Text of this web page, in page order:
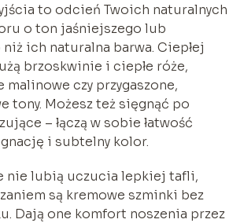
to odcień Twoich naturalnych
o ton jaśniejszego lub
ich naturalna barwa. Ciepłej
brzoskwinie i ciepłe róże,
malinowe czy przygaszone,
tony. Możesz też sięgnąć po
– łączą w sobie łatwość
i subtelny kolor.
nie lubią uczucia lepkiej tafli,
są kremowe szminki bez
Dają one komfort noszenia przez